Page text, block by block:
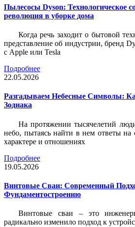
Пылесосы Dyson: Технологическое
революция в уборке дома
Когда речь заходит о бытовой
представление об индустрии, бренд
с Apple или Tesla
Подробнее
22.05.2026
Разгадываем Небесные Символы:
Зодиака
На протяжении тысячелетий
небо, пытаясь найти в нем ответы на
характере и отношениях
Подробнее
19.05.2026
Винтовые Сваи: Современный
Фундаментостроению
Винтовые сваи – это
радикально изменило подход к